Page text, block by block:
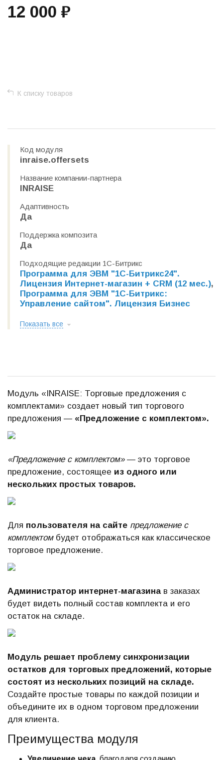
12 000 ₽
К списку товаров
Код модуля
inraise.offersets
Название компании-партнера
INRAISE
Адаптивность
Да
Поддержка композита
Да
Подходящие редакции 1С-Битрикс
Программа для ЭВМ "1С-Битрикс24".
Лицензия Интернет-магазин + CRM (12 мес.),
Программа для ЭВМ "1С-Битрикс:
Управление сайтом". Лицензия Бизнес
Показать все
Модуль «INRAISE: Торговые предложения с
комплектами» создает новый тип торгового
предложения — «Предложение с комплектом».
«Предложение с комплектом»— это торговое
предложение, состоящее из одного или
нескольких простых товаров.
Для пользователя на сайте предложение с
комплектомбудет отображаться как классическое
торговое предложение.
Администратор интернет-магазинав заказах
будет видеть полный состав комплекта и его
остаток на складе.
Модуль решает проблему синхронизации
остатков для торговых предложений, которые
состоят из нескольких позиций на складе.
Создайте простые товары по каждой позиции и
объедините их в одном торговом предложении
для клиента.
Преимущества модуля